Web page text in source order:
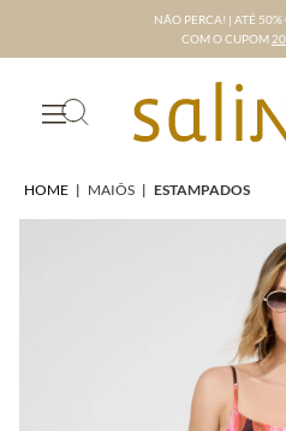
NÃO PERCA! | ATÉ 50%
COM O CUPOM
HOME | MAIÔS | ESTAMPADOS